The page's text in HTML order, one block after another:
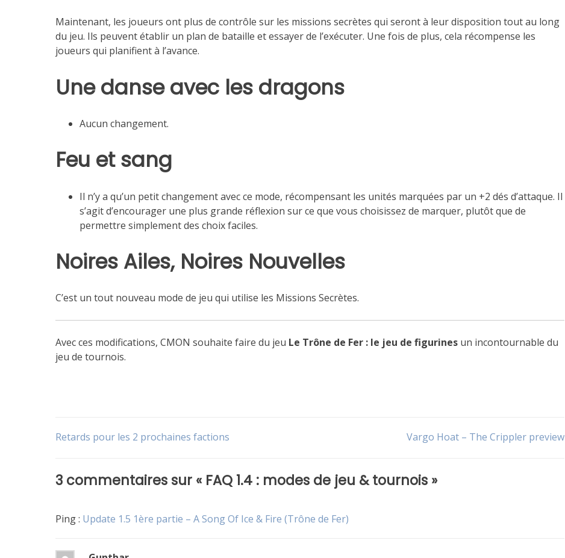
Maintenant, les joueurs ont plus de contrôle sur les missions secrètes qui seront à leur disposition tout au long
du jeu. Ils peuvent établir un plan de bataille et essayer de l’exécuter. Une fois de plus, cela récompense les
joueurs qui planifient à l’avance.
Une danse avec les dragons
Aucun changement.
Feu et sang
Il n’y a qu’un petit changement avec ce mode, récompensant les unités marquées par un +2 dés d’attaque. Il
s’agit d’encourager une plus grande réflexion sur ce que vous choisissez de marquer, plutôt que de
permettre simplement des choix faciles.
Noires Ailes, Noires Nouvelles
C’est un tout nouveau mode de jeu qui utilise les Missions Secrètes.
Avec ces modifications, CMON souhaite faire du jeu Le Trône de Fer : le jeu de figurines un incontournable du
jeu de tournois.
Le
Navigation
de
Retards pour les 2 prochaines factions Vargo Hoat – The Crippler preview
3 commentaires sur « FAQ 1.4 : modes de jeu & tournois »
Ping : Update 1.5 1ère partie – A Song Of Ice & Fire (Trône de Fer)